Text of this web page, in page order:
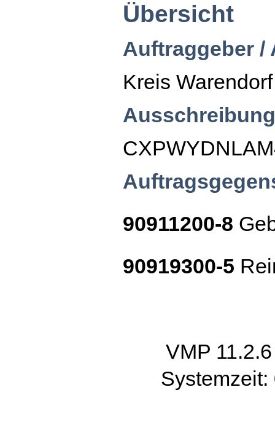
Übersicht
Auftraggeber /
Kreis
90911200-8
90919300-5
VMP